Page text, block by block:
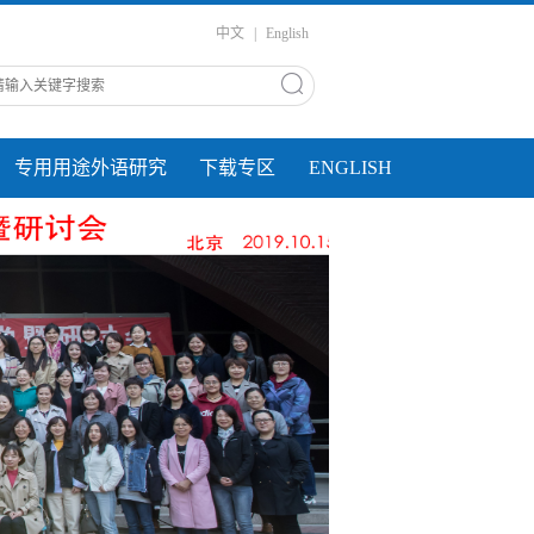
中文 English
专用用途外语研究 下载专区 ENGLISH